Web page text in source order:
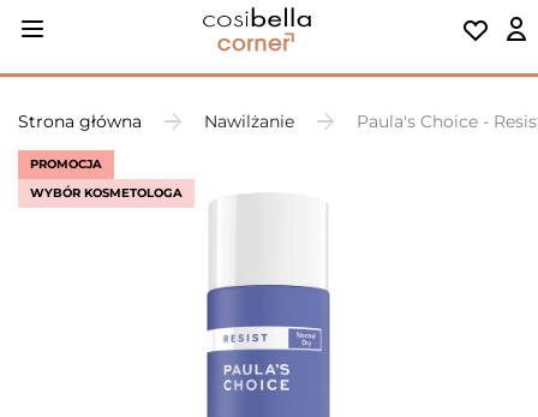
Strona główna Nawilżanie Paula's Choice -
PROMOCJA
WYBÓR KOSMETOLOGA